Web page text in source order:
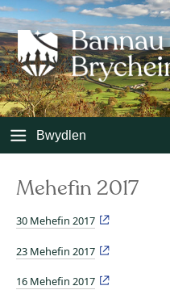
Bwydlen
Mehefin 2017
30 Mehefin 2017
23 Mehefin 2017
16 Mehefin 2017